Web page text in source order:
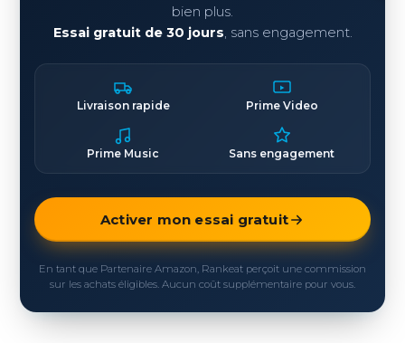
bien plus.
Essai gratuit de 30 jours, sans engagement.
Livraison rapide Prime Video
Prime Music Sans engagement
Activer mon essai gratuit
En tant que Partenaire Amazon, Rankeat perçoit une commission
sur les achats éligibles. Aucun coût supplémentaire pour vous.